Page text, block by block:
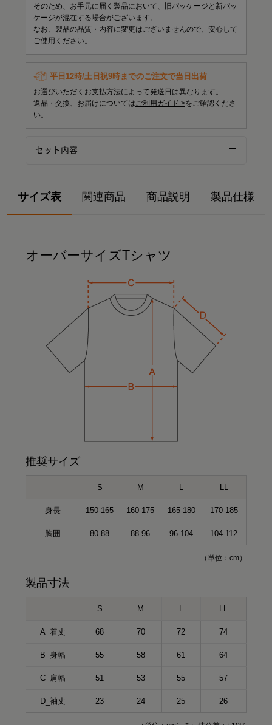
そのため、お手元に届く製品において、旧パッケージと新パッ
ケージが混在する場合がございます。
なお、製品の品質・内容に変更はございませんので、安心して
ご使用ください。
平日12時/土日祝9時までのご注文で当日出荷
お選びいただくお支払方法によって発送日は異なります。
返品・交換、お届けについてはご利用ガイド >をご確認くださ
い。
セット内容
サイズ表 関連商品 商品説明 製品仕様
オーバーサイズTシャツ
推奨サイズ
S M L LL
身長 150-165 160-175 165-180 170-185
胸囲 80-88 88-96 96-104 104-112
（単位：cm）
製品寸法
S M L LL
A_着丈 68 70 72 74
B_身幅 55 58 61 64
C_肩幅 51 53 55 57
D_袖丈 23 24 25 26